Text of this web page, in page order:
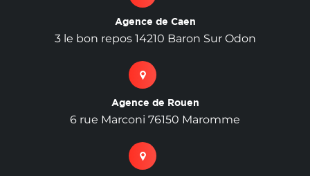
Agence de Caen
3 le bon repos 14210 Baron Sur Odon
Agence de Rouen
6 rue Marconi 76150 Maromme